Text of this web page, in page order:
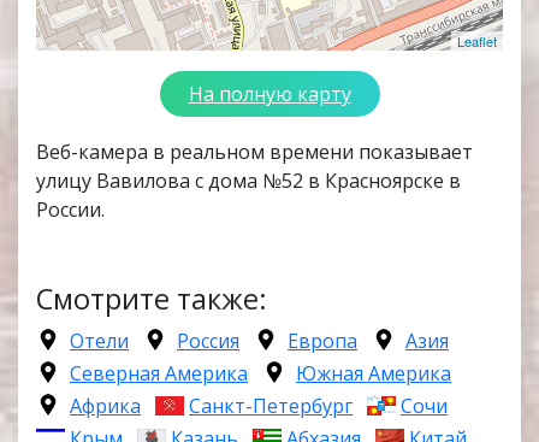
Leaflet
На полную карту
Веб-камера в реальном времени показывает
улицу Вавилова с дома №52 в Красноярске в
России.
Смотрите также:
Отели Россия Европа
Азия
Северная Америка
Южная Америка
Африка
Санкт-Петербург
Сочи